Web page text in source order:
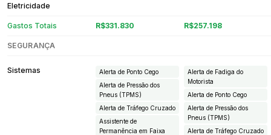
Eletricidade
Gastos Totais R$331.830 R$257.198
SEGURANÇA
Sistemas
Alerta de Ponto Cego
Alerta de Pressão dos
Pneus (TPMS)
Alerta de Tráfego Cruzado
Assistente de
Permanência em Faixa
Alerta de Fadiga do
Motorista
Alerta de Ponto Cego
Alerta de Pressão dos
Pneus (TPMS)
Alerta de Tráfego Cruzado